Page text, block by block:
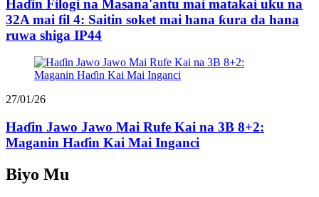
Haɗin Filogi na Masana'antu mai matakai uku na
32A mai fil 4: Saitin soket mai hana ƙura da hana
ruwa shiga IP44
27/01/26
Haɗin Jawo Jawo Mai Rufe Kai na 3B 8+2:
Maganin Haɗin Kai Mai Inganci
Biyo Mu